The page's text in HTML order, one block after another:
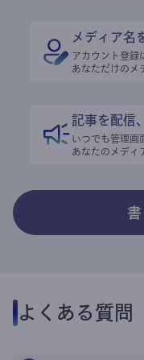
メディア名
アカウント登録
あなただけのメ
記事を配信
いつでも管理画
あなたのメディ
書
よくある質問